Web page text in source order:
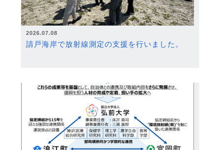
2026.07.08
請戸海岸で放射線測定の支援を行いました。